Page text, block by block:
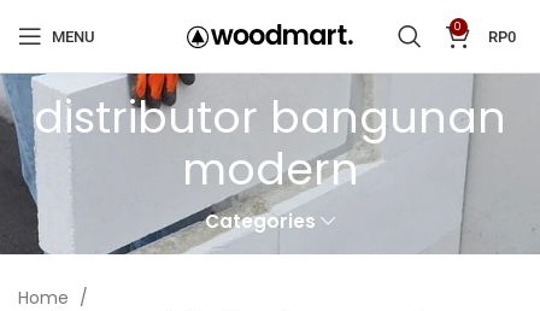
MENU
0
RP0
distributor bangunan
modern
Categories
Home